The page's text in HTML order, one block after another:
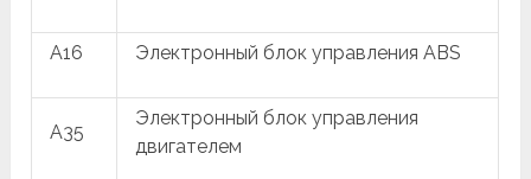
A16 Электронный блок управления ABS
A35
Электронный блок управления
двигателем